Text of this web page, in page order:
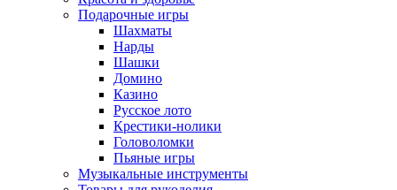
Подарочные игры
Шахматы
Нарды
Шашки
Домино
Казино
Русское лото
Крестики-нолики
Головоломки
Пьяные игры
Музыкальные инструменты